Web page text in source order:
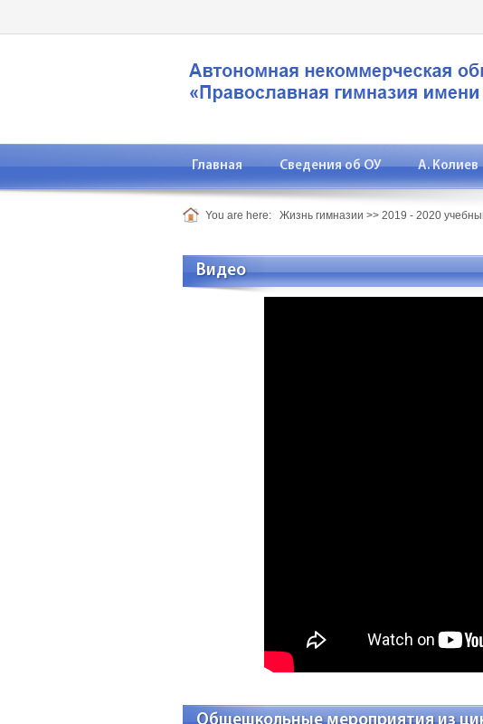
Главная Сведения об ОУ А. Колиев
You are here: Жизнь гимназии >> 2019 - 2020
Видео